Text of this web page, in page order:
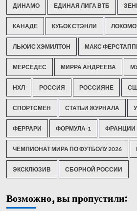
ДИНАМО ЕДИНАЯ ЛИГА ВТБ
КАНАДЕ КУБОК СТЭНЛИ
ЛЬЮИС ХЭМИЛТОН МАКС
МЕРСЕДЕС МИРРА АНДРЕЕВА
НХЛ РОССИЯ РОССИЯНЕ
СПОРТСМЕН СТАТЬИ ЖУРНАЛА
ФЕРРАРИ ФОРМУЛА-1 ФРАНЦИИ
ЧЕМПИОНАТ МИРА ПО ФУТБОЛУ 2026
ЭКСКЛЮЗИВ СБОРНОЙ РОССИИ
Возможно, вы пропустили: